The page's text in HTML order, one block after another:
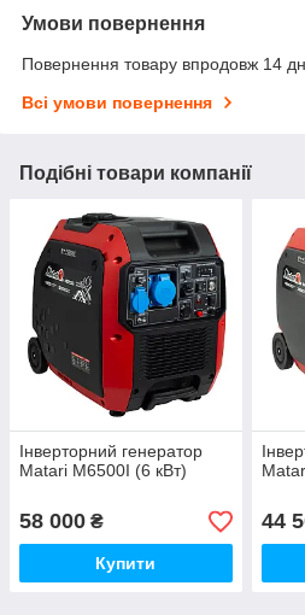
Умови повернення
Повернення товару впродовж 14
Всі умови повернення
Подібні товари компанії
Інверторний генератор
Matari M6500I (6 кВт)
58 000 ₴
Купити
44